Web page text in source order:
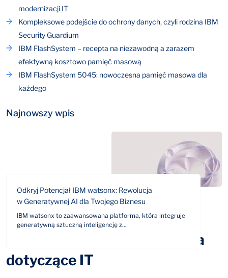
modernizacji IT
Kompleksowe podejście do ochrony danych, czyli rodzina IBM
Security Guardium
IBM FlashSystem – recepta na niezawodną a zarazem
efektywną kosztowo pamięć masową
IBM FlashSystem 5045: nowoczesna pamięć masowa dla
każdego
Najnowszy wpis
Odkryj Potencjał IBM watsonx: Rewolucja
w Generatywnej AI dla Twojego Biznesu
IBM watsonx to zaawansowana platforma, która integruje
generatywną sztuczną inteligencję z...
Odpowiemy na Twoje pytania
dotyczące IT